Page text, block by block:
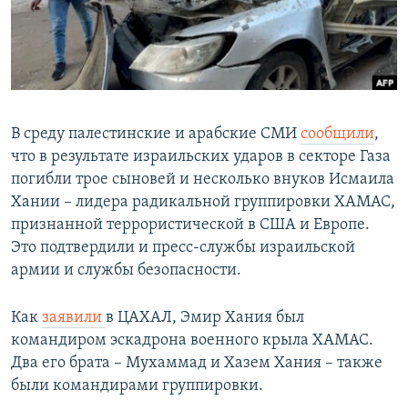
В среду палестинские и арабские СМИ сообщили,
что в результате израильских ударов в секторе Газа
погибли трое сыновей и несколько внуков Исмаила
Хании – лидера радикальной группировки ХАМАС,
признанной террористической в США и Европе.
Это подтвердили и пресс-службы израильской
армии и службы безопасности.
Как заявили в ЦАХАЛ, Эмир Хания был
командиром эскадрона военного крыла ХАМАС.
Два его брата – Мухаммад и Хазем Хания – также
были командирами группировки.